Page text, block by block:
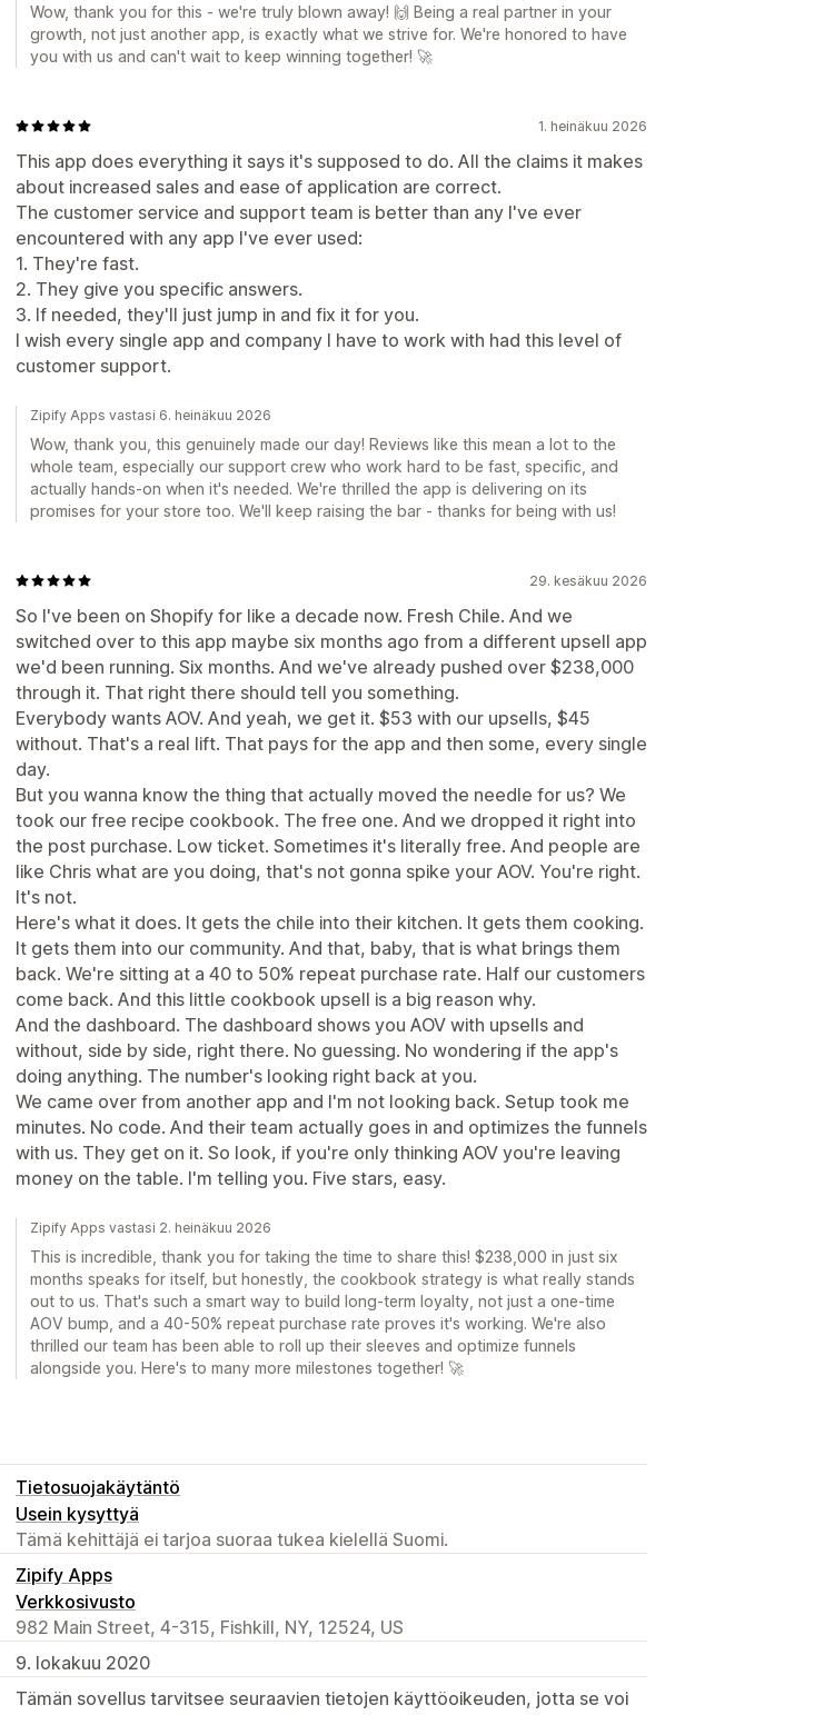
Wow, thank you for this - we're truly blown away! 🙌 Being a real partner in your
growth, not just another app, is exactly what we strive for. We're honored to have
you with us and can't wait to keep winning together! 🚀
1. heinäkuu 2026
This app does everything it says it's supposed to do. All the claims it makes
about increased sales and ease of application are correct.
The customer service and support team is better than any I've ever
encountered with any app I've ever used:
1. They're fast.
2. They give you specific answers.
3. If needed, they'll just jump in and fix it for you.
I wish every single app and company I have to work with had this level of
customer support.
Zipify Apps vastasi 6. heinäkuu 2026
Wow, thank you, this genuinely made our day! Reviews like this mean a lot to the
whole team, especially our support crew who work hard to be fast, specific, and
actually hands-on when it's needed. We're thrilled the app is delivering on its
promises for your store too. We'll keep raising the bar - thanks for being with us!
29. kesäkuu 2026
So I've been on Shopify for like a decade now. Fresh Chile. And we
switched over to this app maybe six months ago from a different upsell app
we'd been running. Six months. And we've already pushed over $238,000
through it. That right there should tell you something.
Everybody wants AOV. And yeah, we get it. $53 with our upsells, $45
without. That's a real lift. That pays for the app and then some, every single
day.
But you wanna know the thing that actually moved the needle for us? We
took our free recipe cookbook. The free one. And we dropped it right into
the post purchase. Low ticket. Sometimes it's literally free. And people are
like Chris what are you doing, that's not gonna spike your AOV. You're right.
It's not.
Here's what it does. It gets the chile into their kitchen. It gets them cooking.
It gets them into our community. And that, baby, that is what brings them
back. We're sitting at a 40 to 50% repeat purchase rate. Half our customers
come back. And this little cookbook upsell is a big reason why.
And the dashboard. The dashboard shows you AOV with upsells and
without, side by side, right there. No guessing. No wondering if the app's
doing anything. The number's looking right back at you.
We came over from another app and I'm not looking back. Setup took me
minutes. No code. And their team actually goes in and optimizes the funnels
with us. They get on it. So look, if you're only thinking AOV you're leaving
money on the table. I'm telling you. Five stars, easy.
Zipify Apps vastasi 2. heinäkuu 2026
This is incredible, thank you for taking the time to share this! $238,000 in just six
months speaks for itself, but honestly, the cookbook strategy is what really stands
out to us. That's such a smart way to build long-term loyalty, not just a one-time
AOV bump, and a 40-50% repeat purchase rate proves it's working. We're also
thrilled our team has been able to roll up their sleeves and optimize funnels
alongside you. Here's to many more milestones together! 🚀
Tietosuojakäytäntö
Usein kysyttyä
Tämä kehittäjä ei tarjoa suoraa tukea kielellä Suomi.
Zipify Apps
Verkkosivusto
982 Main Street, 4-315, Fishkill, NY, 12524, US
9. lokakuu 2020
Tämän sovellus tarvitsee seuraavien tietojen käyttöoikeuden, jotta se voi